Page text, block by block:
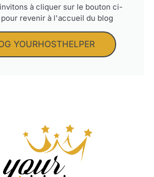
à cliquer sur le bouton ci-
revenir à l'accueil du blog
YOURHOSTHELPER